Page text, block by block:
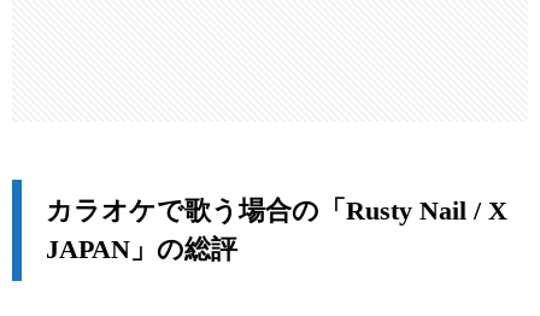
カラオケで歌う場合の「Rusty Nail / X
JAPAN」の総評